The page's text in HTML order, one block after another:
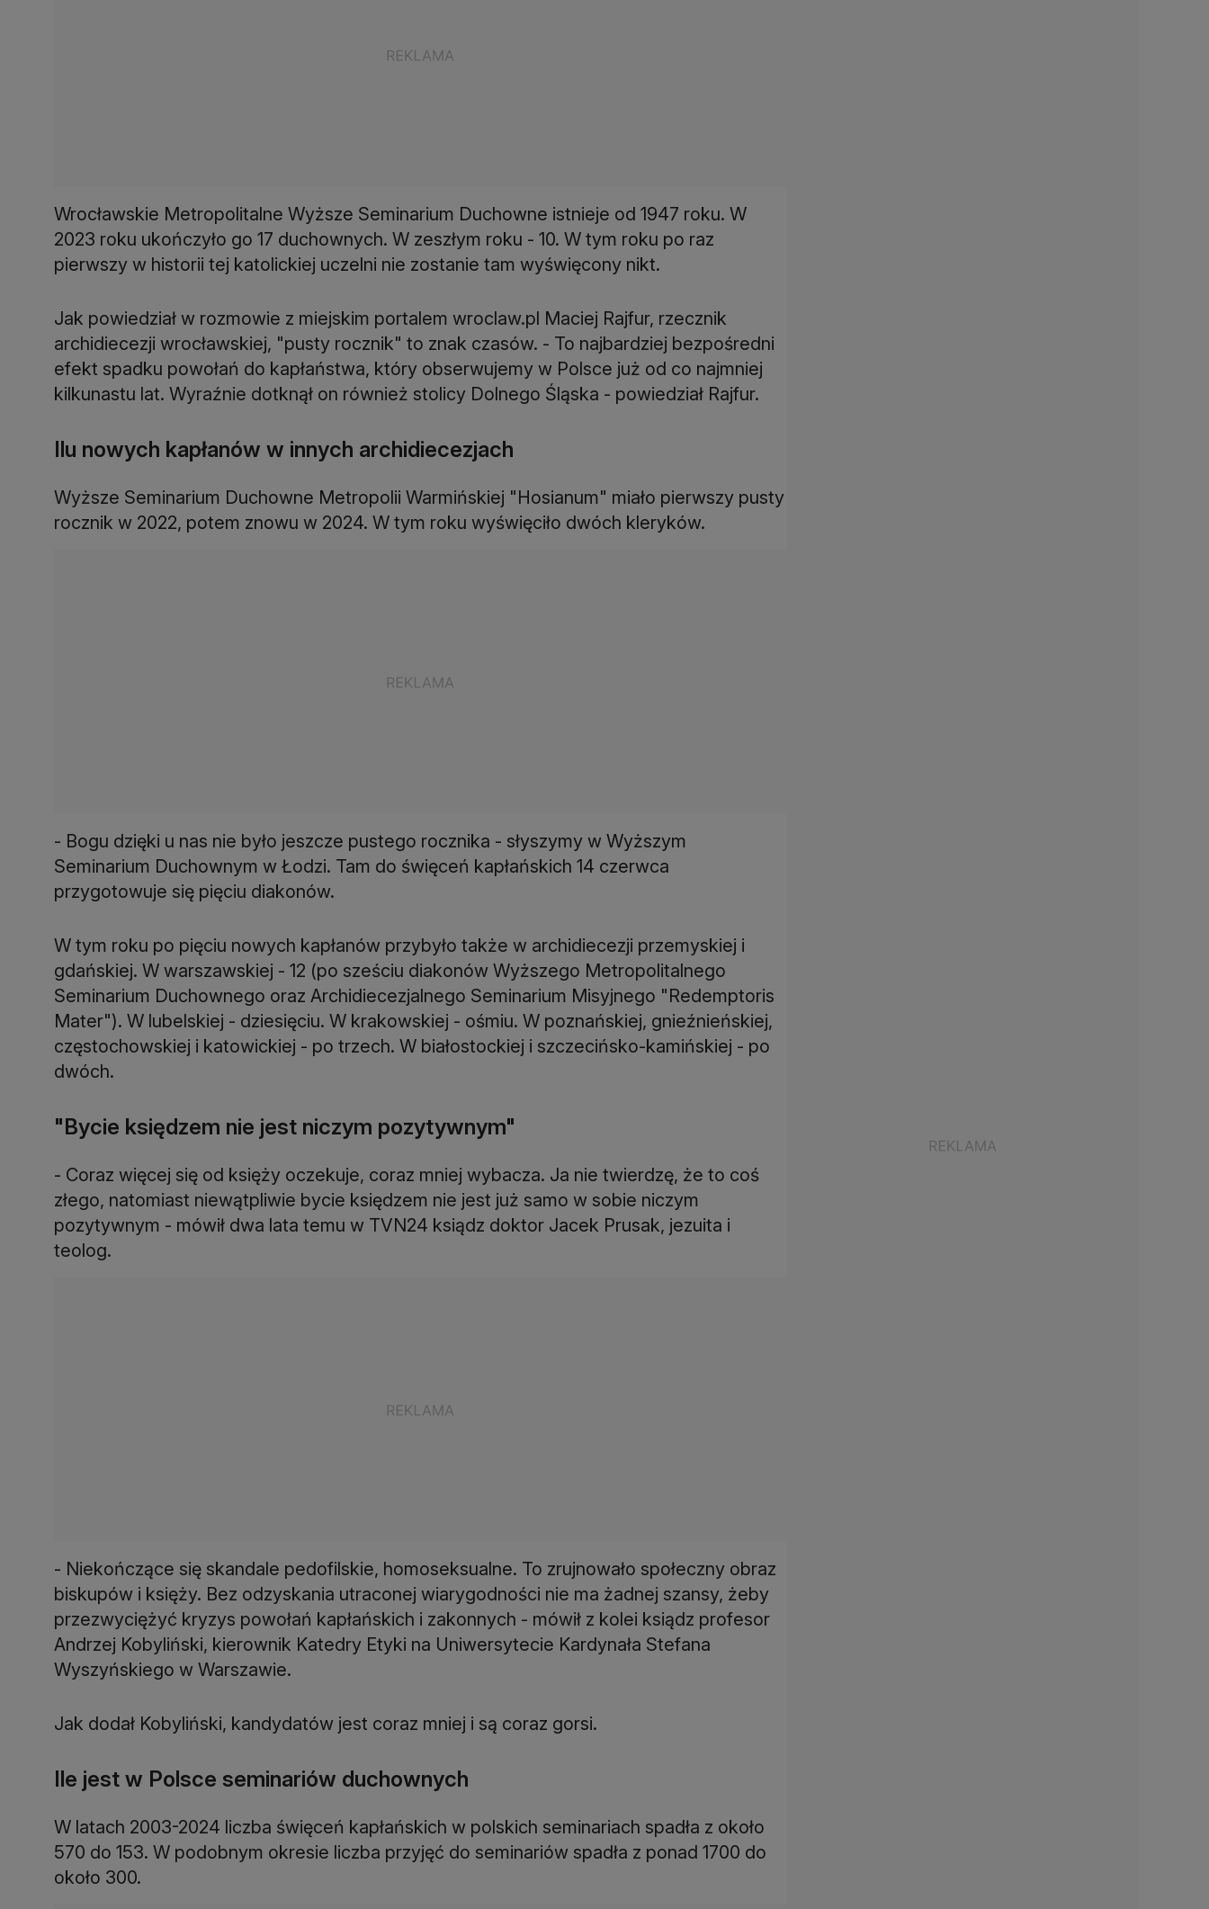
Wrocławskie Metropolitalne Wyższe Seminarium Duchowne istnieje od 1947 roku. W
2023 roku ukończyło go 17 duchownych. W zeszłym roku - 10. W tym roku po raz
pierwszy w historii tej katolickiej uczelni nie zostanie tam wyświęcony nikt.
Jak powiedział w rozmowie z miejskim portalem wroclaw.pl Maciej Rajfur, rzecznik
archidiecezji wrocławskiej, "pusty rocznik" to znak czasów. - To najbardziej bezpośredni
efekt spadku powołań do kapłaństwa, który obserwujemy w Polsce już od co najmniej
kilkunastu lat. Wyraźnie dotknął on również stolicy Dolnego Śląska - powiedział Rajfur.
Ilu nowych kapłanów w innych archidiecezjach
Wyższe Seminarium Duchowne Metropolii Warmińskiej "Hosianum" miało pierwszy pusty
rocznik w 2022, potem znowu w 2024. W tym roku wyświęciło dwóch kleryków.
- Bogu dzięki u nas nie było jeszcze pustego rocznika - słyszymy w Wyższym
Seminarium Duchownym w Łodzi. Tam do święceń kapłańskich 14 czerwca
przygotowuje się pięciu diakonów.
W tym roku po pięciu nowych kapłanów przybyło także w archidiecezji przemyskiej i
gdańskiej. W warszawskiej - 12 (po sześciu diakonów Wyższego Metropolitalnego
Seminarium Duchownego oraz Archidiecezjalnego Seminarium Misyjnego "Redemptoris
Mater"). W lubelskiej - dziesięciu. W krakowskiej - ośmiu. W poznańskiej, gnieźnieńskiej,
częstochowskiej i katowickiej - po trzech. W białostockiej i szczecińsko-kamińskiej - po
dwóch.
"Bycie księdzem nie jest niczym pozytywnym"
- Coraz więcej się od księży oczekuje, coraz mniej wybacza. Ja nie twierdzę, że to coś
złego, natomiast niewątpliwie bycie księdzem nie jest już samo w sobie niczym
pozytywnym - mówił dwa lata temu w TVN24 ksiądz doktor Jacek Prusak, jezuita i
teolog.
- Niekończące się skandale pedofilskie, homoseksualne. To zrujnowało społeczny obraz
biskupów i księży. Bez odzyskania utraconej wiarygodności nie ma żadnej szansy, żeby
przezwyciężyć kryzys powołań kapłańskich i zakonnych - mówił z kolei ksiądz profesor
Andrzej Kobyliński, kierownik Katedry Etyki na Uniwersytecie Kardynała Stefana
Wyszyńskiego w Warszawie.
Jak dodał Kobyliński, kandydatów jest coraz mniej i są coraz gorsi.
Ile jest w Polsce seminariów duchownych
W latach 2003-2024 liczba święceń kapłańskich w polskich seminariach spadła z około
570 do 153. W podobnym okresie liczba przyjęć do seminariów spadła z ponad 1700 do
około 300.